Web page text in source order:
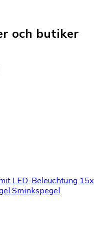
och butiker
LED-Beleuchtung 15x
Sminkspegel